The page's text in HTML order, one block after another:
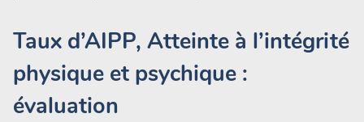
Taux d’AIPP, Atteinte à l’intégrité
physique et psychique :
évaluation